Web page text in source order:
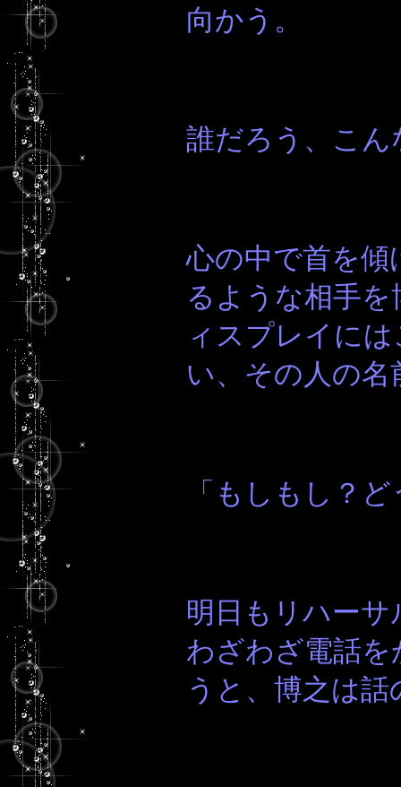
向かう。
誰だろう、こん
心の中で首を
るような相手
ィスプレイに
い、その人の
「もしもし？
明日もリハー
わざわざ電話
うと、博之は